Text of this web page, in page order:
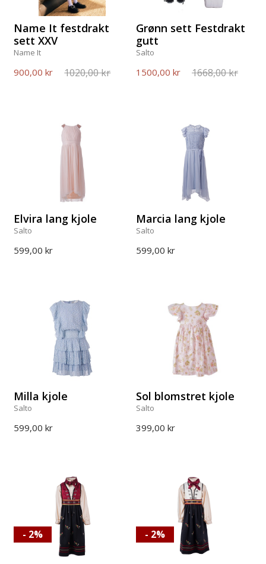
Name It festdrakt
sett XXV
Name It
900,00 kr 1020,00 kr
Grønn sett Festdrakt
gutt
Salto
1500,00 kr 1668,00 kr
Elvira lang kjole
Salto
599,00 kr
Marcia lang kjole
Salto
599,00 kr
Milla kjole
Salto
599,00 kr
Sol blomstret kjole
Salto
399,00 kr
- 2% - 2%